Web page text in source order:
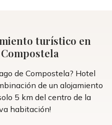
turístico en
de Compostela? Hotel
de un alojamiento
5 km del centro de la
habitación!